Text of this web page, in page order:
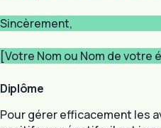
Sincèrement,
[Votre Nom ou Nom de votre
Diplôme
Pour gérer efficacement les